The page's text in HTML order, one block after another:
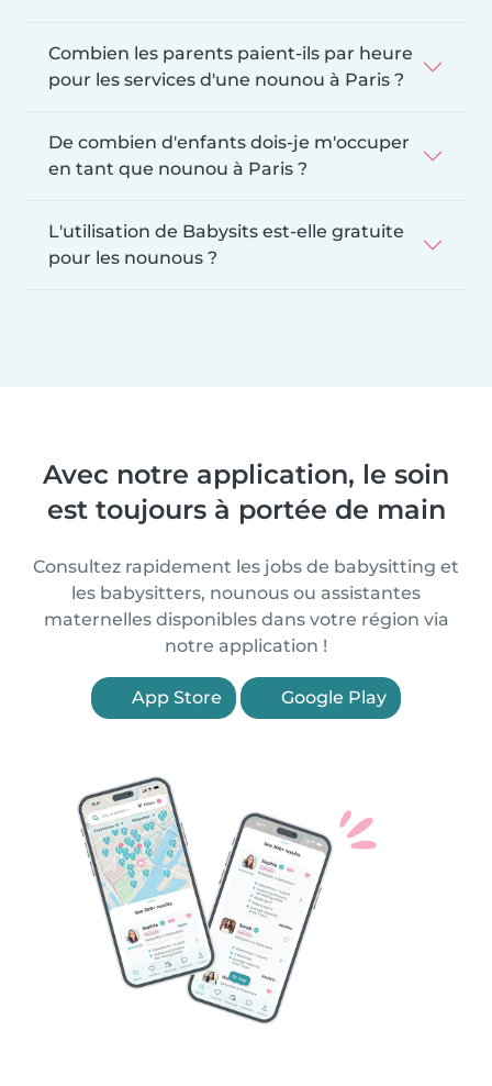
Combien les parents paient-ils par heure
pour les services d'une nounou à Paris ?
De combien d'enfants dois-je m'occuper
en tant que nounou à Paris ?
L'utilisation de Babysits est-elle gratuite
pour les nounous ?
Avec notre application, le soin
est toujours à portée de main
Consultez rapidement les jobs de babysitting et
les babysitters, nounous ou assistantes
maternelles disponibles dans votre région via
notre application !
App Store Google Play